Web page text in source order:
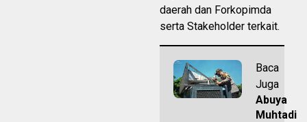
daerah dan Forkopimda
serta Stakeholder terkait.
Baca
Juga
Abuya
Muhtadi